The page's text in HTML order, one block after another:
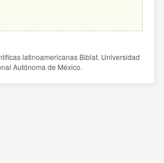
latinoamericanas Biblat. Universidad
Autónoma de México.